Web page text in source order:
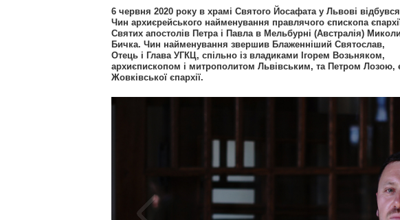
6 червня 2020 року в храмі Святого Йосафата у Львові відбувся
Чин архиєрейського найменування правлячого єпископа
Святих апостолів Петра і Павла в Мельбурні (Австралія) Миколи
Бичка. Чин найменування звершив Блаженніший Святослав,
Отець і Глава УГКЦ, спільно із владиками Ігорем Возьняком,
архиєпископом і митрополитом Львівським, та Петром
Жовківської єпархії.